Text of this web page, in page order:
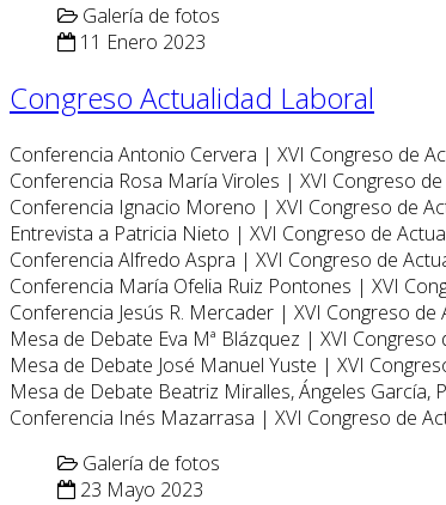
Galería de fotos
11 Enero 2023
Congreso Actualidad Laboral
Conferencia Antonio Cervera | XVI Congreso de
Conferencia Rosa María Viroles | XVI Congreso
Conferencia Ignacio Moreno | XVI Congreso de
Entrevista a Patricia Nieto | XVI Congreso de
Conferencia Alfredo Aspra | XVI Congreso de
Conferencia María Ofelia Ruiz Pontones | XVI
Conferencia Jesús R. Mercader | XVI Congreso de
Mesa de Debate Eva Mª Blázquez | XVI Congreso
Mesa de Debate José Manuel Yuste | XVI
Mesa de Debate Beatriz Miralles, Ángeles
Conferencia Inés Mazarrasa | XVI Congreso de
Galería de fotos
23 Mayo 2023